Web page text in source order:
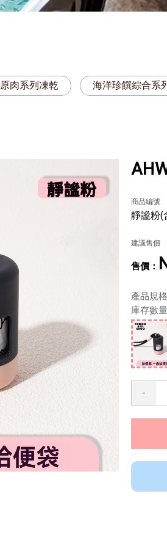
原肉系列凍乾 海洋珍饌綜合系
商品編號
靜謐粉(
建議售價
產品規
庫存數
-